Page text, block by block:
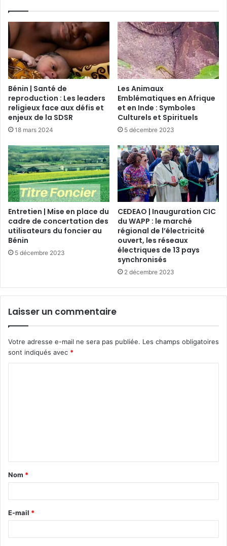
Bénin | Santé de
reproduction : Les leaders
religieux face aux défis et
enjeux de la SDSR
18 mars 2024
Les Animaux
Emblématiques en Afrique
et en Inde : Symboles
Culturels et Spirituels
5 décembre 2023
Entretien | Mise en place du
cadre de concertation des
utilisateurs du foncier au
Bénin
5 décembre 2023
CEDEAO | Inauguration CIC
du WAPP : le marché
régional de l’électricité
ouvert, les réseaux
électriques de 13 pays
synchronisés
2 décembre 2023
Laisser un commentaire
Votre adresse e-mail ne sera pas publiée. Les champs obligatoires
sont indiqués avec *
t
a
e
*
Nom *
E-mail *